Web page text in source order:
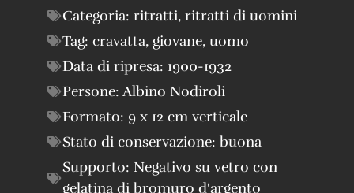
Categoria: ritratti, ritratti di uomini
Tag: cravatta, giovane, uomo
Data di ripresa: 1900-1932
Persone: Albino Nodiroli
Formato: 9 x 12 cm verticale
Stato di conservazione: buona
Supporto: Negativo su vetro con
gelatina di bromuro d'argento